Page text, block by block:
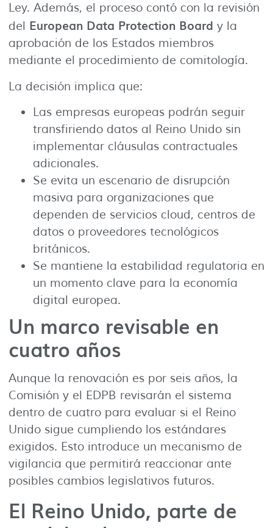
Ley. Además, el proceso contó con la revisión
del European Data Protection Board y la
aprobación de los Estados miembros
mediante el procedimiento de comitología.
La decisión implica que:
Las empresas europeas podrán seguir
transfiriendo datos al Reino Unido sin
implementar cláusulas contractuales
adicionales.
Se evita un escenario de disrupción
masiva para organizaciones que
dependen de servicios cloud, centros de
datos o proveedores tecnológicos
británicos.
Se mantiene la estabilidad regulatoria en
un momento clave para la economía
digital europea.
Un marco revisable en
cuatro años
Aunque la renovación es por seis años, la
Comisión y el EDPB revisarán el sistema
dentro de cuatro para evaluar si el Reino
Unido sigue cumpliendo los estándares
exigidos. Esto introduce un mecanismo de
vigilancia que permitirá reaccionar ante
posibles cambios legislativos futuros.
El Reino Unido, parte de